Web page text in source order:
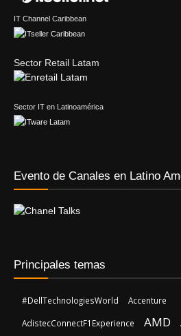
IT Channel Caribbean
Sector Retail Latam
Sector IT en Latinoamérica
Evento de Canales en Latino
Principales temas
#DellTechnologiesWorld Accenture
AdistecConnectF1Experience AMD